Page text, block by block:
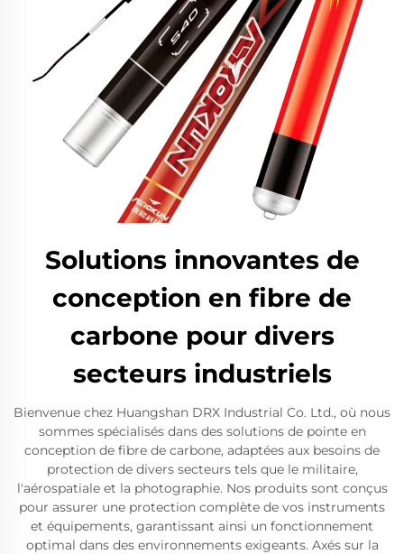
Solutions innovantes de
conception en fibre de
carbone pour divers
secteurs industriels
Bienvenue chez Huangshan DRX Industrial Co. Ltd., où nous
sommes spécialisés dans des solutions de pointe en
conception de fibre de carbone, adaptées aux besoins de
protection de divers secteurs tels que le militaire,
l'aérospatiale et la photographie. Nos produits sont conçus
pour assurer une protection complète de vos instruments
et équipements, garantissant ainsi un fonctionnement
optimal dans des environnements exigeants. Axés sur la